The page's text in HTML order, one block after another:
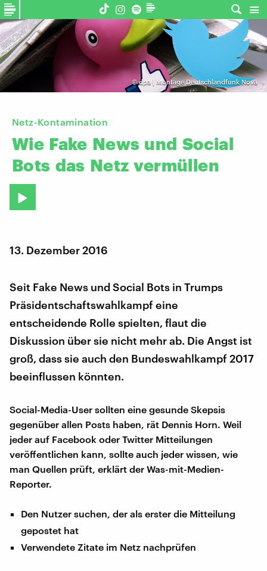
©dpa | Montage Deutschlandfunk Nova
Netz-Kontamination
Wie Fake News und Social
Bots das Netz vermüllen
13. Dezember 2016
Seit Fake News und Social Bots in Trumps
Präsidentschaftswahlkampf eine
entscheidende Rolle spielten, flaut die
Diskussion über sie nicht mehr ab. Die Angst ist
groß, dass sie auch den Bundeswahlkampf 2017
beeinflussen könnten.
Social-Media-User sollten eine gesunde Skepsis
gegenüber allen Posts haben, rät Dennis Horn. Weil
jeder auf Facebook oder Twitter Mitteilungen
veröffentlichen kann, sollte auch jeder wissen, wie
man Quellen prüft, erklärt der Was-mit-Medien-
Reporter.
Den Nutzer suchen, der als erster die Mitteilung
gepostet hat
Verwendete Zitate im Netz nachprüfen